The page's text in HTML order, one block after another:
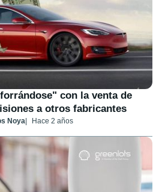
con la venta de
a otros fabricantes
Noya Hace 2 años